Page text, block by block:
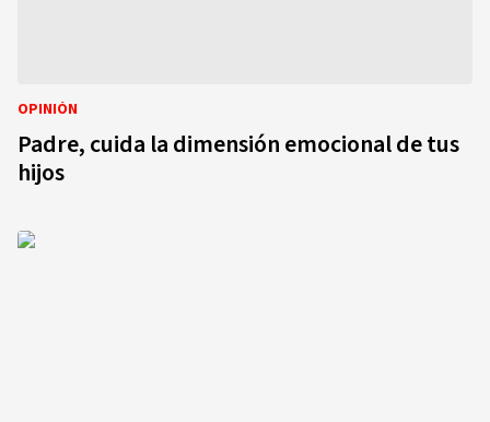
OPINIÓN
Padre, cuida la dimensión emocional de tus
hijos